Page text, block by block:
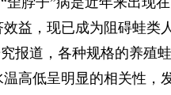
益，现已成为阻碍蛙类
报道，各种规格的养殖
高低呈明显的相关性，